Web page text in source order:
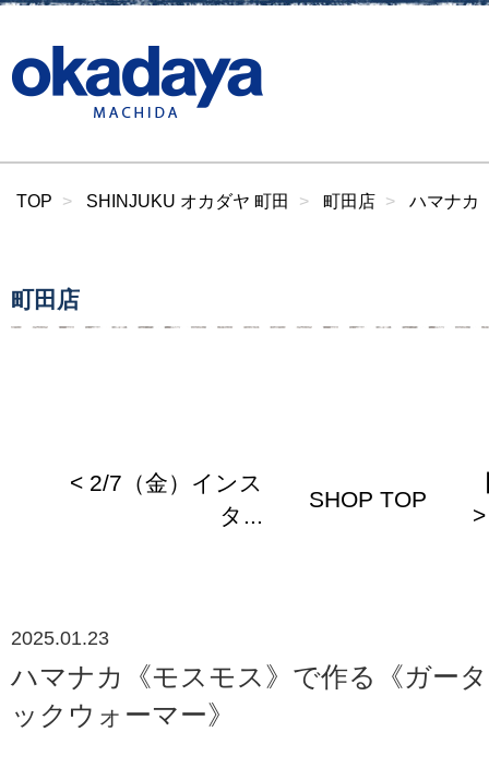
TOP SHINJUKU オカダヤ 町田 町田店 ハマナカ
町田店
< 2/7（金）インス
タ...
SHOP TOP
>
2025.01.23
ハマナカ《モスモス》で作る《ガー
ックウォーマー》